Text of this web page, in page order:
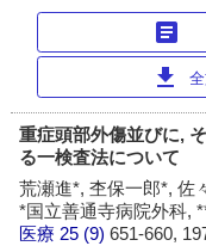
article
download
重症頭部外傷並びに,
る一検査法について
荒瀬進*, 杢保一郎*, 佐
*国立善通寺病院外科,
医療 25 (9)651-660,